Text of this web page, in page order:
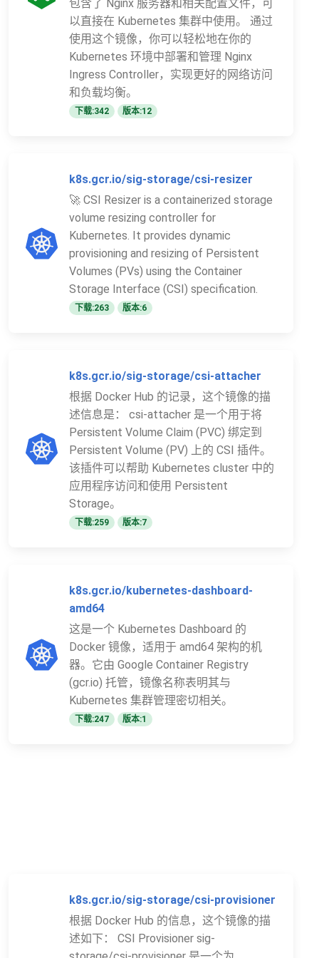
包含了 Nginx 服务器和相关配置文件，可
以直接在 Kubernetes 集群中使用。 通过
使用这个镜像，你可以轻松地在你的
Kubernetes 环境中部署和管理 Nginx
Ingress Controller，实现更好的网络访问
和负载均衡。
下载:342 版本:12
k8s.gcr.io/sig-storage/csi-resizer
🚀 CSI Resizer is a containerized storage
volume resizing controller for
Kubernetes. It provides dynamic
provisioning and resizing of Persistent
Volumes (PVs) using the Container
Storage Interface (CSI) specification.
下载:263 版本:6
k8s.gcr.io/sig-storage/csi-attacher
根据 Docker Hub 的记录，这个镜像的描
述信息是： csi-attacher 是一个用于将
Persistent Volume Claim (PVC) 绑定到
Persistent Volume (PV) 上的 CSI 插件。
该插件可以帮助 Kubernetes cluster 中的
应用程序访问和使用 Persistent
Storage。
下载:259 版本:7
k8s.gcr.io/kubernetes-dashboard-
amd64
这是一个 Kubernetes Dashboard 的
Docker 镜像，适用于 amd64 架构的机
器。它由 Google Container Registry
(gcr.io) 托管，镜像名称表明其与
Kubernetes 集群管理密切相关。
下载:247 版本:1
k8s.gcr.io/sig-storage/csi-provisioner
根据 Docker Hub 的信息，这个镜像的描
述如下： CSI Provisioner sig-